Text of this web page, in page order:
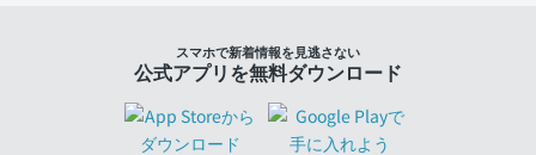
スマホで新着情報を見逃さない
公式アプリを無料ダウンロード